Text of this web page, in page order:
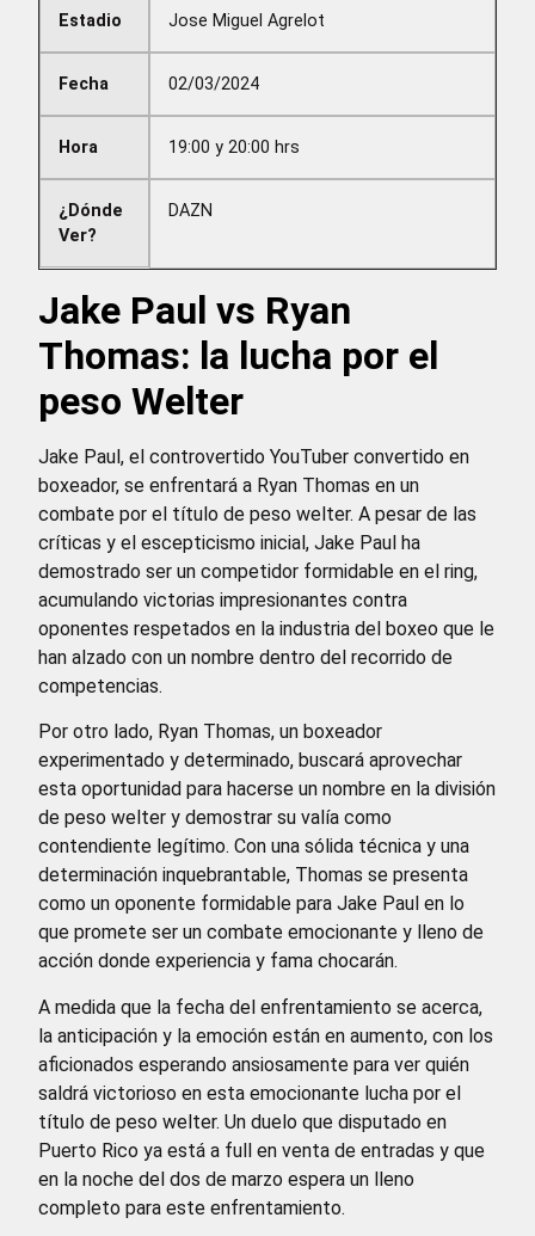
Estadio
Fecha
Hora
¿Dónde
Ver?
Jose Miguel Agrelot
02/03/2024
19:00 y 20:00 hrs
DAZN
Jake Paul vs Ryan
Thomas: la lucha por el
peso Welter
Jake Paul, el controvertido YouTuber convertido en
boxeador, se enfrentará a Ryan Thomas en un
combate por el título de peso welter. A pesar de las
críticas y el escepticismo inicial, Jake Paul ha
demostrado ser un competidor formidable en el ring,
acumulando victorias impresionantes contra
oponentes respetados en la industria del boxeo que le
han alzado con un nombre dentro del recorrido de
competencias.
Por otro lado, Ryan Thomas, un boxeador
experimentado y determinado, buscará aprovechar
esta oportunidad para hacerse un nombre en la división
de peso welter y demostrar su valía como
contendiente legítimo. Con una sólida técnica y una
determinación inquebrantable, Thomas se presenta
como un oponente formidable para Jake Paul en lo
que promete ser un combate emocionante y lleno de
acción donde experiencia y fama chocarán.
A medida que la fecha del enfrentamiento se acerca,
la anticipación y la emoción están en aumento, con los
aficionados esperando ansiosamente para ver quién
saldrá victorioso en esta emocionante lucha por el
título de peso welter. Un duelo que disputado en
Puerto Rico ya está a full en venta de entradas y que
en la noche del dos de marzo espera un lleno
completo para este enfrentamiento.